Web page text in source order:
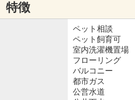
特徴
ペット相談
ペット飼育可
室内洗濯機置場
フローリング
バルコニー
都市ガス
公営水道